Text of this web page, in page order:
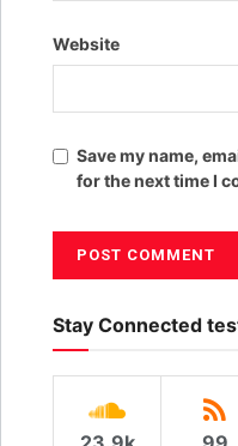
Website
Save my name,
for the next time I
Stay Connected